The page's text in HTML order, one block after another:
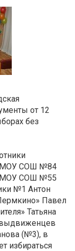
от 12
без
МОУ СОШ №84
МОУ СОШ №55
№1 Антон
Павел
Татьяна
(№3), в
избираться